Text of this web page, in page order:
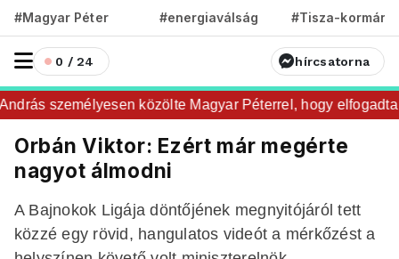
#Magyar Péter #energiaválság #Tisza-kormány
0 / 24 hírcsatorna
személyesen közölte Magyar Péterrel, hogy elfogadta
Orbán Viktor: Ezért már megérte
nagyot álmodni
A Bajnokok Ligája döntőjének megnyitójáról tett
közzé egy rövid, hangulatos videót a mérkőzést a